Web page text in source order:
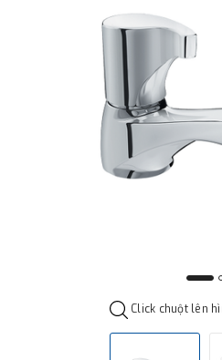
Click chuột lên